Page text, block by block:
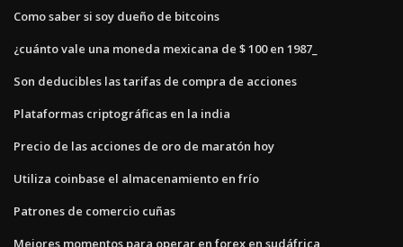
Como saber si soy dueño de bitcoins
¿cuánto vale una moneda mexicana de $ 100 en 1987_
Son deducibles las tarifas de compra de acciones
Plataformas criptográficas en la india
Precio de las acciones de oro de maratón hoy
Utiliza coinbase el almacenamiento en frío
Patrones de comercio cuñas
Mejores momentos para operar en forex en sudáfrica